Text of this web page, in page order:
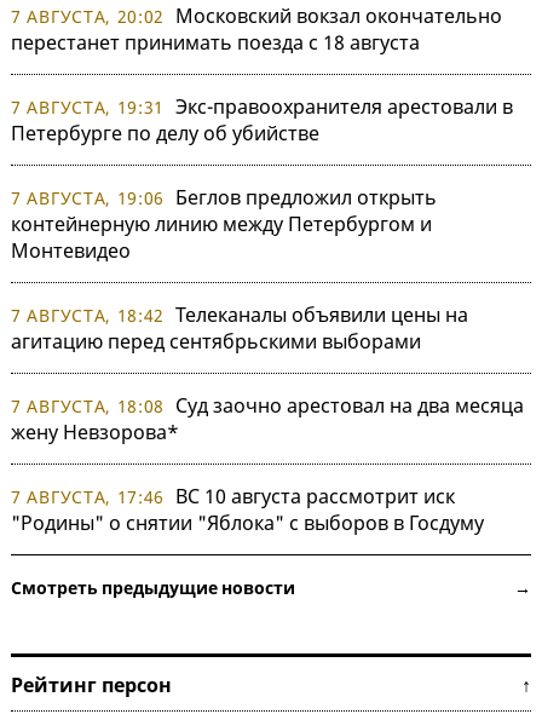
7 АВГУСТА, 20:02
Московский вокзал окончательно
перестанет принимать поезда с 18 августа
7 АВГУСТА, 19:31
Экс-правоохранителя арестовали в
Петербурге по делу об убийстве
7 АВГУСТА, 19:06
Беглов предложил открыть
контейнерную линию между Петербургом и
Монтевидео
7 АВГУСТА, 18:42 Телеканалы объявили цены на
агитацию перед сентябрьскими выборами
7 АВГУСТА, 18:08
Суд заочно арестовал на два месяца
жену Невзорова*
7 АВГУСТА, 17:46
ВС 10 августа рассмотрит иск
"Родины" о снятии "Яблока" с выборов в Госдуму
Смотреть предыдущие новости →
Рейтинг персон ↑